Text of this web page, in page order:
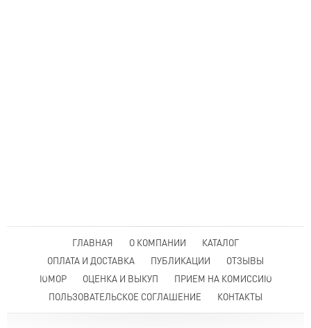
ГЛАВНАЯ О КОМПАНИИ
КАТАЛОГ
ОПЛАТА И ДОСТАВКА
ПУБЛИКАЦИИ
ОТЗЫВЫ
ЮМОР
ОЦЕНКА И ВЫКУП
ПРИЕМ НА КОМИССИЮ
ПОЛЬЗОВАТЕЛЬСКОЕ СОГЛАШЕНИЕ
КОНТАКТЫ